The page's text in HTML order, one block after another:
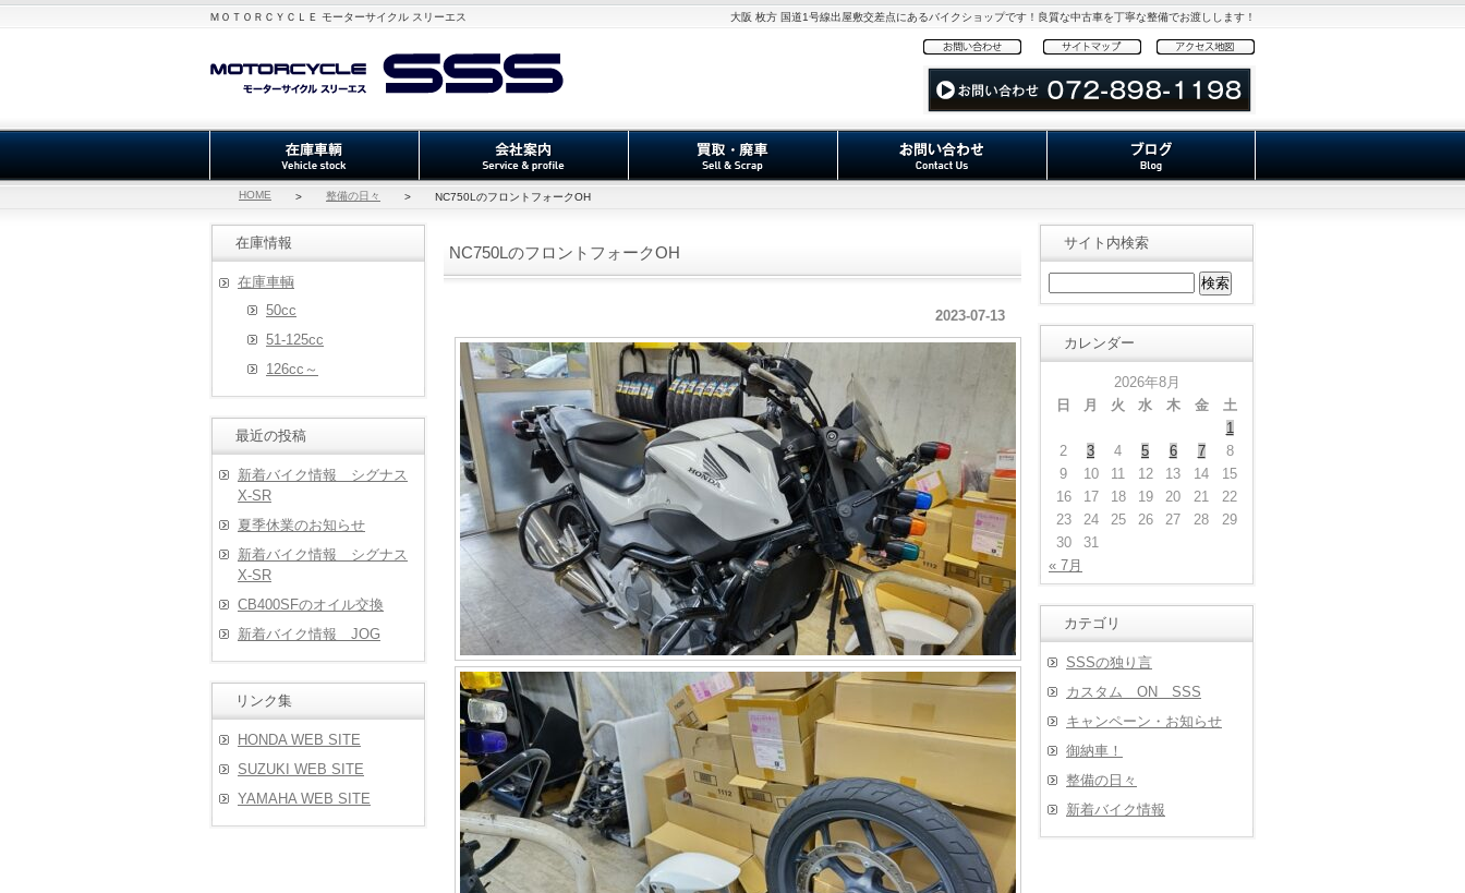
ＭＯＴＯＲＣＹＣＬＥ モーターサイクル スリーエス 大阪 枚方 国道1号線出屋敷交差点にあるバイクショップです！良質な中古車を丁寧な整備でお渡しします！
HOME > 整備の日々 > NC750LのフロントフォークOH
NC750LのフロントフォークOH
2023-07-13
サイト内検索
カレンダー
2026年8月
日
月 火 水 木 金
土
1
2
3 4 5 6 7
8
9
10 11 12 13 14
15
16
17 18 19 20 21
22
23
24 25 26 27 28
29
30
31
« 7月
カテゴリ
SSSの独り言
カスタム ON SSS
キャンペーン・お知らせ
御納車！
整備の日々
新着バイク情報
在庫情報
在庫車輌
50cc
51-125cc
126cc～
最近の投稿
新着バイク情報 シグナス
X-SR
夏季休業のお知らせ
新着バイク情報 シグナス
X-SR
CB400SFのオイル交換
新着バイク情報 JOG
リンク集
HONDA WEB SITE
SUZUKI WEB SITE
YAMAHA WEB SITE